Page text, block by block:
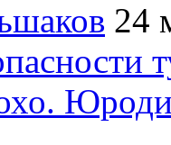
24